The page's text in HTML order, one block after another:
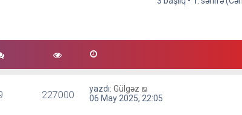
227000 yazdı:Gülgəz
06 May 2025, 22:05